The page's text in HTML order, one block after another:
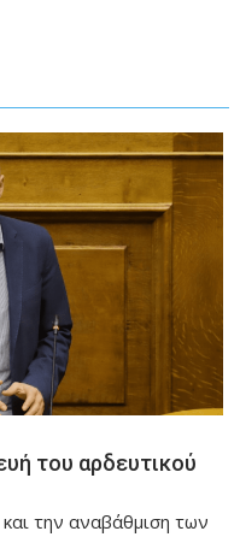
του αρδευτικού
την αναβάθμιση των